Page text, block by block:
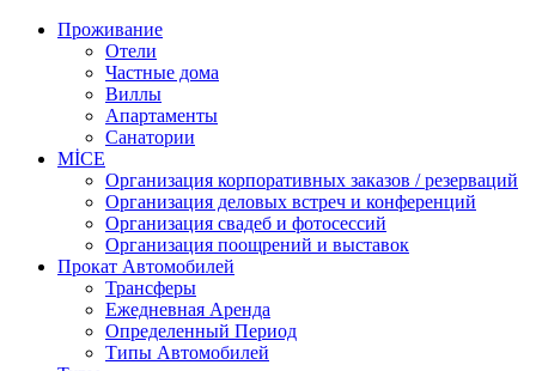
Проживание
Отели
Частные дома
Виллы
Апартаменты
Санатории
MİCE
Организация корпоративных заказов / резерваций
Организация деловых встреч и конференций
Организация свадеб и фотосессий
Организация поощрений и выставок
Прокат Автомобилей
Трансферы
Ежедневная Аренда
Определенный Период
Типы Автомобилей